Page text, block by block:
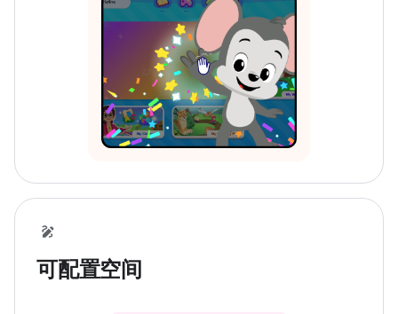
可配置空间